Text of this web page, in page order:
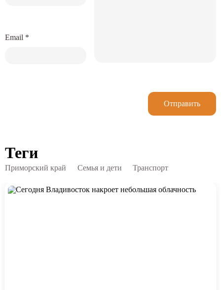
Email *
Отправить
Теги
Приморский край Семья и дети Транспорт